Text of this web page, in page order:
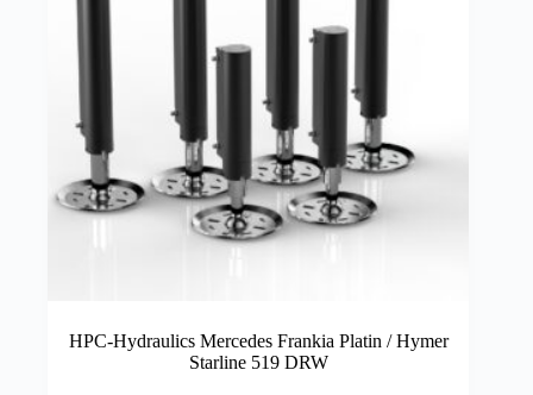
HPC-Hydraulics Mercedes Frankia Platin / Hymer
Starline 519 DRW